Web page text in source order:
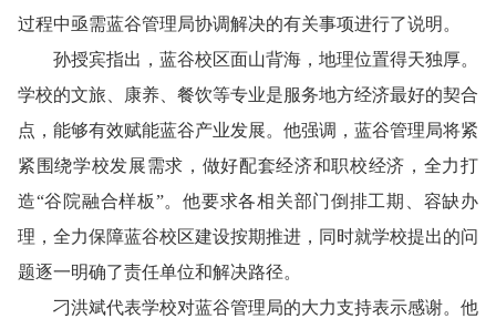
过程中亟需蓝谷管理局协调解决的有关事项进行了说明。
孙授宾指出，蓝谷校区面山背海，地理位置得天独厚。
学校的文旅、康养、餐饮等专业是服务地方经济最好的契合
点，能够有效赋能蓝谷产业发展。他强调，蓝谷管理局将紧
紧围绕学校发展需求，做好配套经济和职校经济，全力打
造“谷院融合样板”。他要求各相关部门倒排工期、容缺办
理，全力保障蓝谷校区建设按期推进，同时就学校提出的问
题逐一明确了责任单位和解决路径。
刁洪斌代表学校对蓝谷管理局的大力支持表示感谢。他